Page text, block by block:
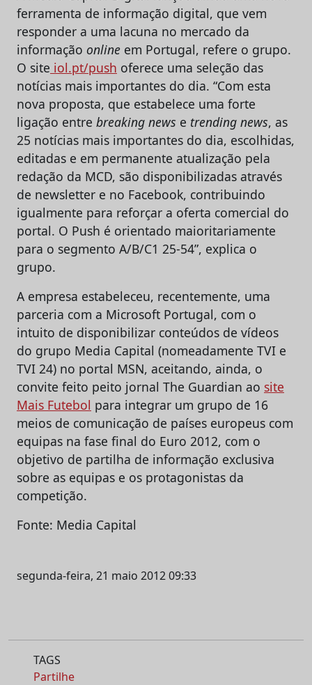
ferramenta de informação digital, que vem
responder a uma lacuna no mercado da
informação online em Portugal, refere o grupo.
O site iol.pt/push oferece uma seleção das
notícias mais importantes do dia. “Com esta
nova proposta, que estabelece uma forte
ligação entre breaking news e trending news, as
25 notícias mais importantes do dia, escolhidas,
editadas e em permanente atualização pela
redação da MCD, são disponibilizadas através
de newsletter e no Facebook, contribuindo
igualmente para reforçar a oferta comercial do
portal. O Push é orientado maioritariamente
para o segmento A/B/C1 25-54”, explica o
grupo.
A empresa estabeleceu, recentemente, uma
parceria com a Microsoft Portugal, com o
intuito de disponibilizar conteúdos de vídeos
do grupo Media Capital (nomeadamente TVI e
TVI 24) no portal MSN, aceitando, ainda, o
convite feito peito jornal The Guardian ao site
Mais Futebol para integrar um grupo de 16
meios de comunicação de países europeus com
equipas na fase final do Euro 2012, com o
objetivo de partilha de informação exclusiva
sobre as equipas e os protagonistas da
competição.
Fonte: Media Capital
segunda-feira, 21 maio 2012 09:33
TAGS
Partilhe